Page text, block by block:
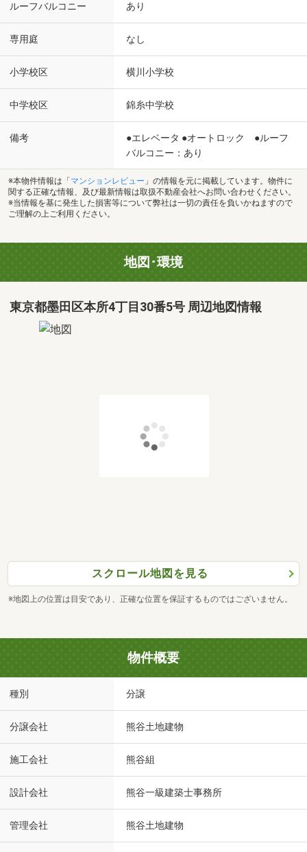
ルーフバルコニー あり
専用庭 なし
小学校区 横川小学校
中学校区 錦糸中学校
備考
●エレベータ ●オートロック ●ルーフ
バルコニー：あり
※本物件情報は「 マンションレビュー 」の情報を元に掲載しています。物件に
関する正確な情報、及び最新情報は取扱不動産会社へお問い合わせください。
※当情報を基に発生した損害等について弊社は一切の責任を負いかねますので
ご理解の上ご利用ください。
地図･環境
東京都墨田区本所4丁目30番5号 周辺地図情報
スクロール地図を見る
※地図上の位置は目安であり、正確な位置を保証するものではございません。
物件概要
種別 分譲
分譲会社 熊谷土地建物
施工会社 熊谷組
設計会社 熊谷一級建築士事務所
管理会社 熊谷土地建物